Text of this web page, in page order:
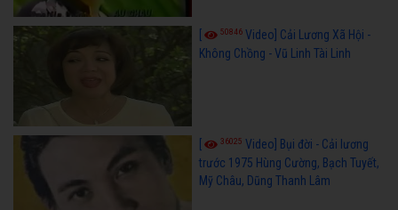
50846 Video] Cải Lương Xã Hội -
Không Chồng - Vũ Linh Tài Linh
36025 Video] Bụi đời - Cải lương
trước 1975 Hùng Cường, Bạch Tuyết,
Mỹ Châu, Dũng Thanh Lâm